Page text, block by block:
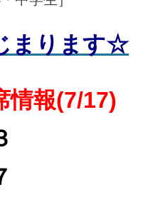
まります☆
報(7/17)